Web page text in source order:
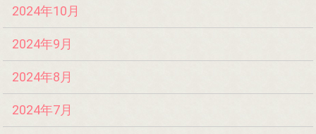
2024年10月
2024年9月
2024年8月
2024年7月